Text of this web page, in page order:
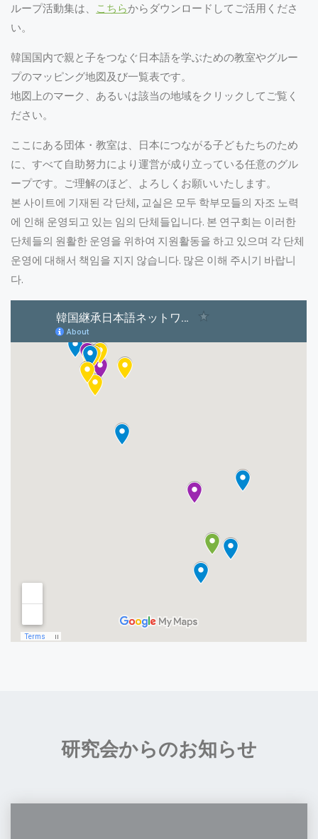
ループ活動集は、 こちらからダウンロードしてご活用くださ
い。
韓国国内で親と子をつなぐ日本語を学ぶための教室やグルー
プのマッピング地図及び一覧表です。
地図上のマーク、あるいは該当の地域をクリックしてご覧く
ださい。
ここにある団体・教室は、日本につながる子どもたちのため
に、すべて自助努力により運営が成り立っている任意のグル
ープです。ご理解のほど、よろしくお願いいたします。
본 사이트에 기재된 각 단체, 교실은 모두 학부모들의 자조 노력
에 인해 운영되고 있는 임의 단체들입니다. 본 연구회는 이러한
단체들의 원활한 운영을 위하여 지원활동을 하고 있으며 각 단체
운영에 대해서 책임을 지지 않습니다. 많은 이해 주시기 바랍니
다.
研究会からのお知らせ